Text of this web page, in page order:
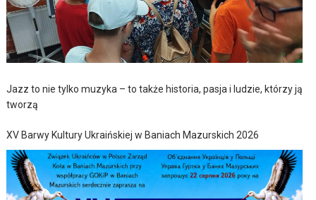
Jazz to nie tylko muzyka – to także historia, pasja i ludzie, którzy ją
tworzą
XV Barwy Kultury Ukraińskiej w Baniach Mazurskich 2026